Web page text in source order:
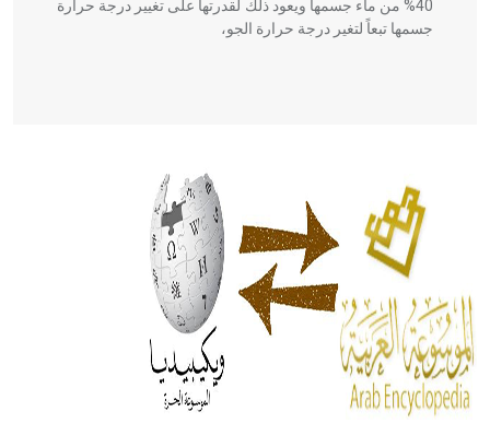
40% من ماء جسمها ويعود ذلك لقدرتها على تغيير درجة حرارة
جسمها تبعاً لتغير درجة حرارة الجو،
الحكم، الأدلة، تنظيم التغذية، ورسالته في جروح الرأس. ويعود
له الفضل بأنه حرر الطب من الدين والفلسفة.
- هل تعلم أن المرجان إفراز حيواني يتكون في البحر ويتركب
من مادة كربونات الكلسيوم، وهو أحمر أو شديد الحمرة وهو
أجود أنواعه، ويمتاز بكبر الحجم ويسمى الش